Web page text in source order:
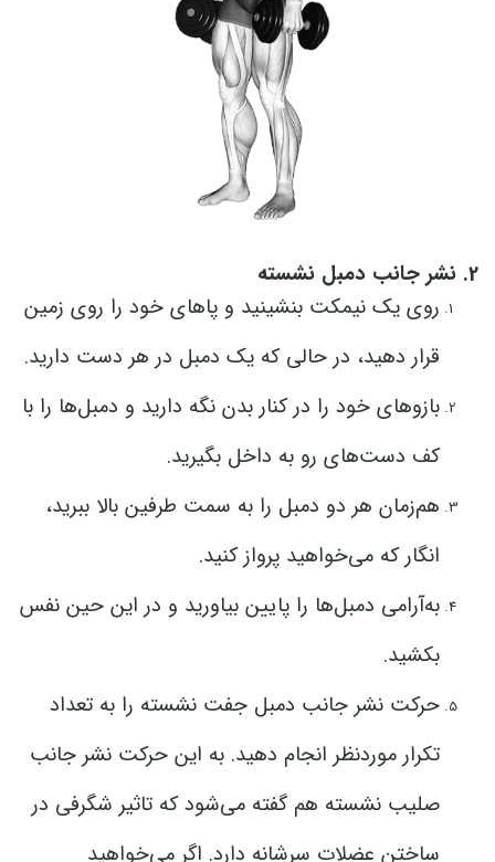
2. نشر جانب دمبل نشسته
روی یک نیمکت بنشینید و پاهای خود را روی زمین
قرار دهید، در حالی که یک دمبل در هر دست دارید.
بازوهای خود را در کنار بدن نگه دارید و دمبل‌ها را با
کف دست‌های رو به داخل بگیرید.
هم‌زمان هر دو دمبل را به سمت طرفین بالا ببرید،
انگار که می‌خواهید پرواز کنید.
به‌آرامی دمبل‌ها را پایین بیاورید و در این حین نفس
بکشید.
حرکت نشر جانب دمبل جفت نشسته را به تعداد
تکرار موردنظر انجام دهید. به این حرکت نشر جانب
صلیب نشسته هم گفته می‌شود که تاثیر شگرفی در
ساختن عضلات سرشانه دارد. اگر می‌خواهید